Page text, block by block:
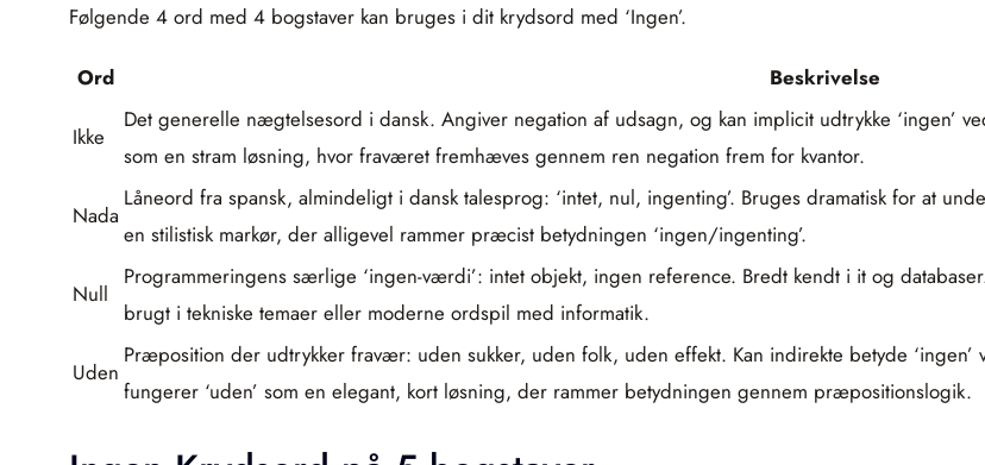
Følgende 4 ord med 4 bogstaver kan bruges i dit krydsord med ‘Ingen’.
Ord Beskrivelse
Ikke
Det generelle nægtelsesord i dansk. Angiver negation af udsagn, og kan implicit udtrykke ‘ingen’
som en stram løsning, hvor fraværet fremhæves gennem ren negation frem for kvantor.
Nada
Låneord fra spansk, almindeligt i dansk talesprog: ‘intet, nul, ingenting’. Bruges dramatisk for at
en stilistisk markør, der alligevel rammer præcist betydningen ‘ingen/ingenting’.
Null
Programmeringens særlige ‘ingen-værdi’: intet objekt, ingen reference. Bredt kendt i it og
brugt i tekniske temaer eller moderne ordspil med informatik.
Uden
Præposition der udtrykker fravær: uden sukker, uden folk, uden effekt. Kan indirekte betyde
fungerer ‘uden’ som en elegant, kort løsning, der rammer betydningen gennem præpositionslogik.